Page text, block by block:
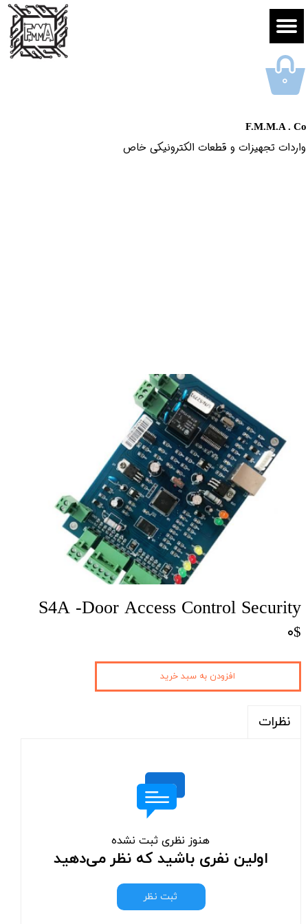
F.M.M.A . Co
واردات تجهیزات و قطعات الکترونیکى خاص​​​​​​​
۰
S4A -Door Access Control Security
۰$
افزودن به سبد خرید
نظرات
هنوز نظری ثبت نشده
اولین نفری باشید که نظر می‌دهید
ثبت نظر